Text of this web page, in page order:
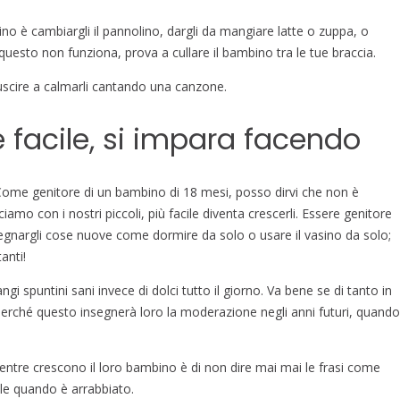
è cambiargli il pannolino, dargli da mangiare latte o zuppa, o
non funziona, prova a cullare il bambino tra le tue braccia.
a calmarli cantando una canzone.
facile, si impara facendo
genitore di un bambino di 18 mesi, posso dirvi che non è
con i nostri piccoli, più facile diventa crescerli. Essere genitore
cose nuove come dormire da solo o usare il vasino da solo;
spuntini sani invece di dolci tutto il giorno. Va bene se di tanto in
questo insegnerà loro la moderazione negli anni futuri, quando
crescono il loro bambino è di non dire mai mai le frasi come
quando è arrabbiato.